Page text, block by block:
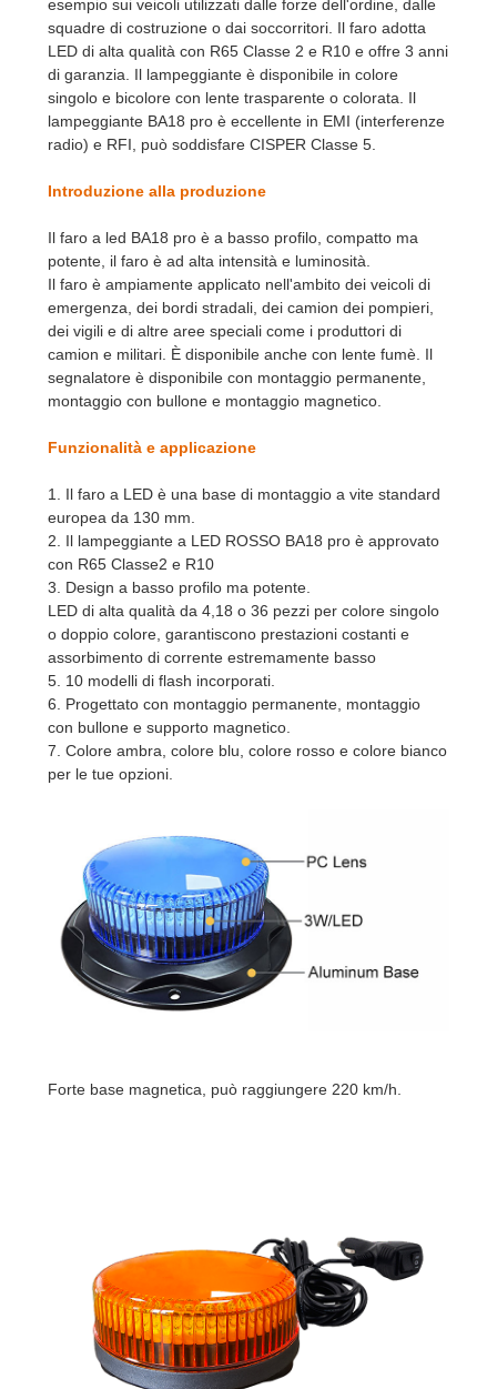
esempio sui veicoli utilizzati dalle forze dell'ordine, dalle
squadre di costruzione o dai soccorritori. Il faro adotta
LED di alta qualità con R65 Classe 2 e R10 e offre 3 anni
di garanzia. Il lampeggiante è disponibile in colore
singolo e bicolore con lente trasparente o colorata. Il
lampeggiante BA18 pro è eccellente in EMI (interferenze
radio) e RFI, può soddisfare CISPER Classe 5.
Introduzione alla produzione
Il faro a led BA18 pro è a basso profilo, compatto ma
potente, il faro è ad alta intensità e luminosità.
Il faro è ampiamente applicato nell'ambito dei veicoli di
emergenza, dei bordi stradali, dei camion dei pompieri,
dei vigili e di altre aree speciali come i produttori di
camion e militari. È disponibile anche con lente fumè. Il
segnalatore è disponibile con montaggio permanente,
montaggio con bullone e montaggio magnetico.
Funzionalità e applicazione
1. Il faro a LED è una base di montaggio a vite standard
europea da 130 mm.
2. Il lampeggiante a LED ROSSO BA18 pro è approvato
con R65 Classe2 e R10
3. Design a basso profilo ma potente.
LED di alta qualità da 4,18 o 36 pezzi per colore singolo
o doppio colore, garantiscono prestazioni costanti e
assorbimento di corrente estremamente basso
5. 10 modelli di flash incorporati.
6. Progettato con montaggio permanente, montaggio
con bullone e supporto magnetico.
7. Colore ambra, colore blu, colore rosso e colore bianco
per le tue opzioni.
Forte base magnetica, può raggiungere 220 km/h.